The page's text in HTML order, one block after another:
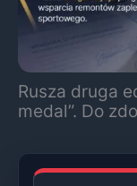
Rusza druga
medal”. Do